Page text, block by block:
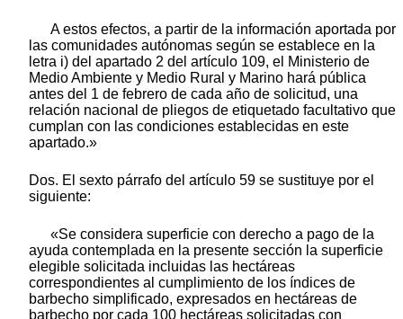
A estos efectos, a partir de la información aportada por
las comunidades autónomas según se establece en la
letra i) del apartado 2 del artículo 109, el Ministerio de
Medio Ambiente y Medio Rural y Marino hará pública
antes del 1 de febrero de cada año de solicitud, una
relación nacional de pliegos de etiquetado facultativo que
cumplan con las condiciones establecidas en este
apartado.»
Dos. El sexto párrafo del artículo 59 se sustituye por el
siguiente:
«Se considera superficie con derecho a pago de la
ayuda contemplada en la presente sección la superficie
elegible solicitada incluidas las hectáreas
correspondientes al cumplimiento de los índices de
barbecho simplificado, expresados en hectáreas de
barbecho por cada 100 hectáreas solicitadas con